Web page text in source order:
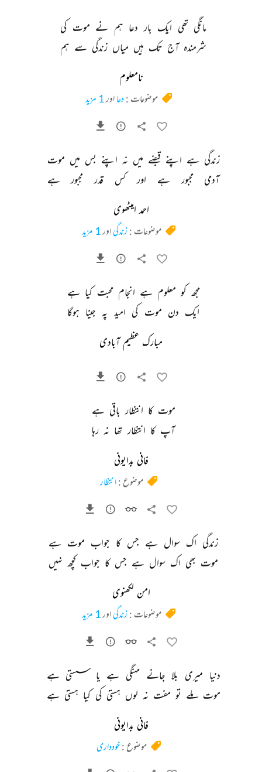
مانگی تھی ایک بار دعا ہم نے موت کی
شرمندہ آج تک ہیں میاں زندگی سے ہم
نامعلوم
موضوعات :دعااور1 مزید
زندگی ہے اپنے قبضے میں نہ اپنے بس میں موت
آدمی
مجبور ہے اور کس قدر مجبور ہے
احمد امیٹھوی
موضوعات :زندگیاور1 مزید
مجھ کو معلوم ہے انجام محبت کیا ہے
ایک دن موت کی امید پہ جینا ہوگا
مبارک عظیم آبادی
موت کا انتظار باقی ہے
آپ کا انتظار تھا نہ رہا
فانی بدایونی
موضوع :انتظار
زندگی اک سوال ہے جس کا جواب موت ہے
موت بھی اک سوال ہے جس کا جواب کچھ نہیں
امن لکھنوی
موضوعات :زندگیاور1 مزید
دنیا میری بلا جانے مہنگی ہے یا سستی ہے
موت ملے تو مفت نہ لوں ہستی کی کیا ہستی ہے
فانی بدایونی
موضوع :خودداری